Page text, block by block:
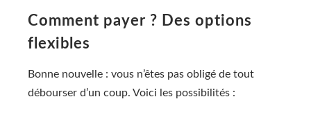
Comment payer ? Des options
flexibles
Bonne nouvelle : vous n’êtes pas obligé de tout
débourser d’un coup. Voici les possibilités :